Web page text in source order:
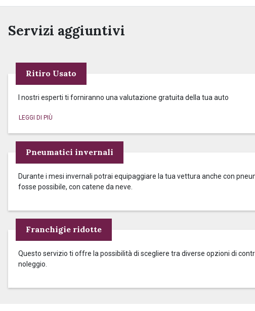
Servizi aggiuntivi
Ritiro Usato
I nostri esperti ti forniranno una valutazione gratuita della tua auto
Pneumatici invernali
Durante i mesi invernali potrai equipaggiare la tua vettura anche con
fosse possibile, con catene da neve.
Franchigie ridotte
Questo servizio ti offre la possibilità di scegliere tra diverse opzioni di
noleggio.